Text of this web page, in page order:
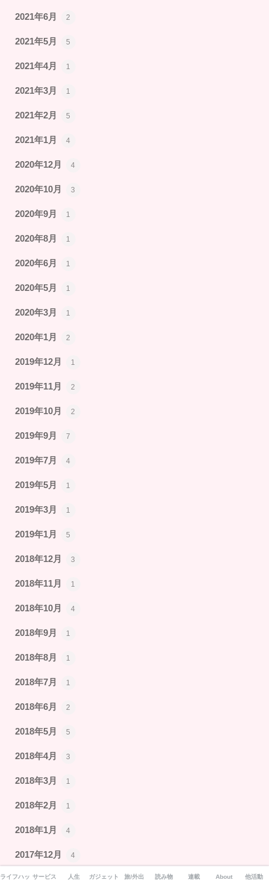
2021年6月 2
2021年5月 5
2021年4月 1
2021年3月 1
2021年2月 5
2021年1月 4
2020年12月 4
2020年10月 3
2020年9月 1
2020年8月 1
2020年6月 1
2020年5月 1
2020年3月 1
2020年1月 2
2019年12月 1
2019年11月 2
2019年10月 2
2019年9月 7
2019年7月 4
2019年5月 1
2019年3月 1
2019年1月 5
2018年12月 3
2018年11月 1
2018年10月 4
2018年9月 1
2018年8月 1
2018年7月 1
2018年6月 2
2018年5月 5
2018年4月 3
2018年3月 1
2018年2月 1
2018年1月 4
2017年12月 4
2017年11月 5
ライフハックサービス 人生 ガジェット 旅/外出 読み物 連載 About 他活動